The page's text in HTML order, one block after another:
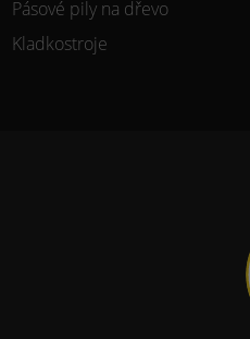
Pásové pily na dřevo
Kladkostroje